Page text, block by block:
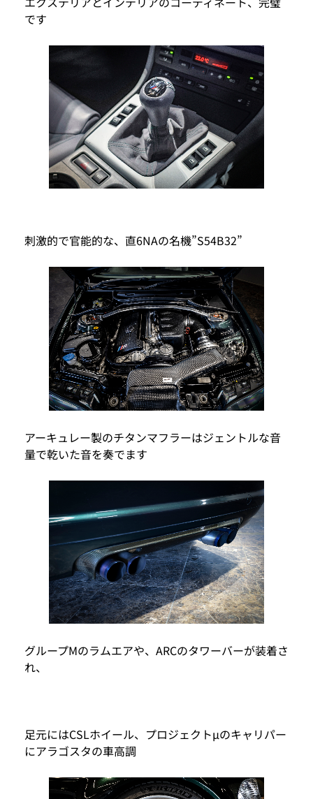
です
刺激的で官能的な、直6NAの名機”S54B32”
アーキュレー製のチタンマフラーはジェントルな音
量で乾いた音を奏でます
グループMのラムエアや、ARCのタワーバーが装着さ
れ、
足元にはCSLホイール、プロジェクトμのキャリパー
にアラゴスタの車高調